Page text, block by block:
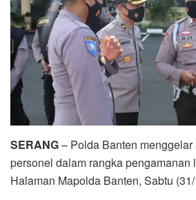
SERANG– Polda Banten
personel dalam rangka pengamanan
Halaman Mapolda Banten, Sabtu